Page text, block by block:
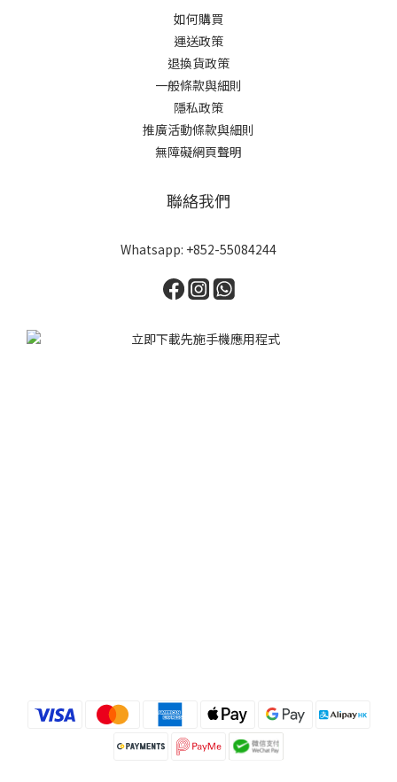
如何購買
運送政策
退換貨政策
一般條款與細則
隱私政策
推廣活動條款與細則
無障礙網頁聲明
聯絡我們
Whatsapp: +852-55084244